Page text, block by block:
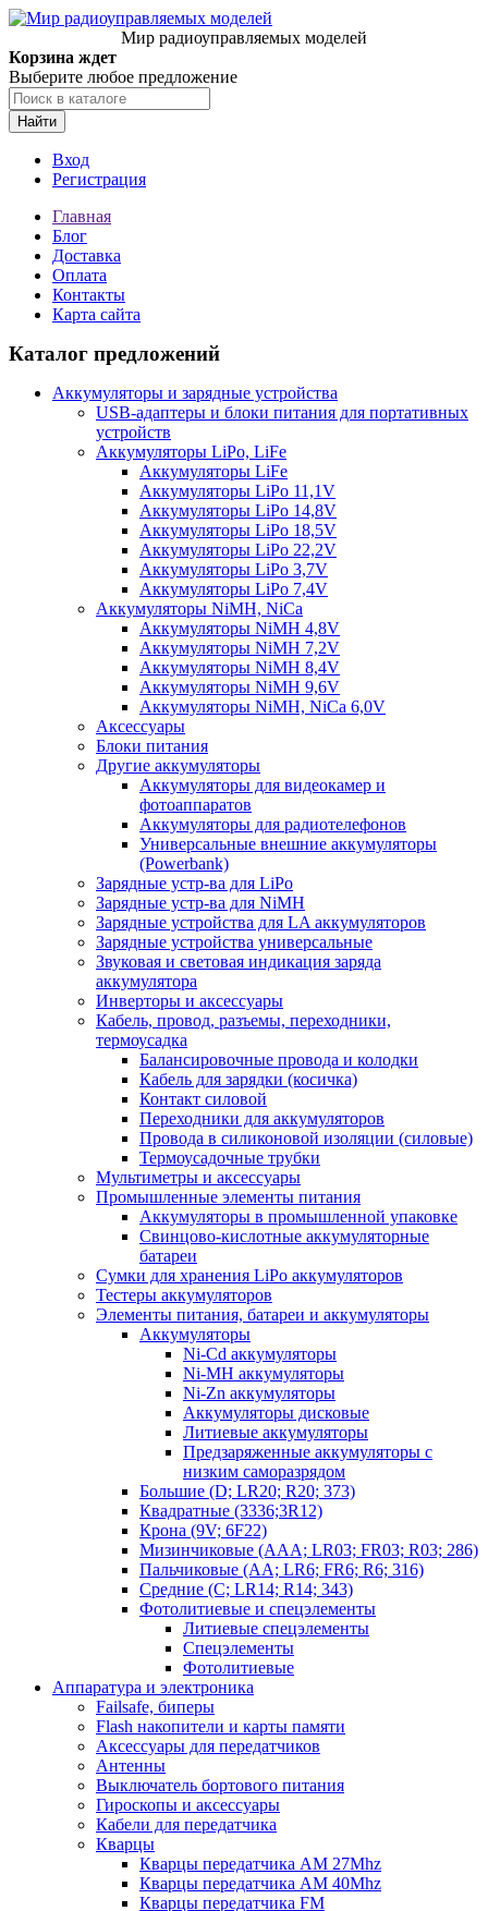
Мир радиоуправляемых моделей
Корзина ждет
Выберите любое предложение
Найти
Вход
Регистрация
Главная
Блог
Доставка
Оплата
Контакты
Карта сайта
Каталог предложений
Аккумуляторы и зарядные устройства
USB-адаптеры и блоки питания для портативных
устройств
Аккумуляторы LiPo, LiFe
Аккумуляторы LiFe
Аккумуляторы LiPo 11,1V
Аккумуляторы LiPo 14,8V
Аккумуляторы LiPo 18,5V
Аккумуляторы LiPo 22,2V
Аккумуляторы LiPo 3,7V
Аккумуляторы LiPo 7,4V
Аккумуляторы NiMH, NiCa
Аккумуляторы NiMH 4,8V
Аккумуляторы NiMH 7,2V
Аккумуляторы NiMH 8,4V
Аккумуляторы NiMH 9,6V
Аккумуляторы NiMH, NiCa 6,0V
Аксессуары
Блоки питания
Другие аккумуляторы
Аккумуляторы для видеокамер и
фотоаппаратов
Аккумуляторы для радиотелефонов
Универсальные внешние аккумуляторы
(Powerbank)
Зарядные устр-ва для LiPo
Зарядные устр-ва для NiMH
Зарядные устройства для LA аккумуляторов
Зарядные устройства универсальные
Звуковая и световая индикация заряда
аккумулятора
Инверторы и аксессуары
Кабель, провод, разъемы, переходники,
термоусадка
Балансировочные провода и колодки
Кабель для зарядки (косичка)
Контакт силовой
Переходники для аккумуляторов
Провода в силиконовой изоляции (силовые)
Термоусадочные трубки
Мультиметры и аксессуары
Промышленные элементы питания
Аккумуляторы в промышленной упаковке
Свинцово-кислотные аккумуляторные
батареи
Сумки для хранения LiPo аккумуляторов
Тестеры аккумуляторов
Элементы питания, батареи и аккумуляторы
Аккумуляторы
Ni-Cd аккумуляторы
Ni-MH аккумуляторы
Ni-Zn аккумуляторы
Аккумуляторы дисковые
Литиевые аккумуляторы
Предзаряженные аккумуляторы с
низким саморазрядом
Большие (D; LR20; R20; 373)
Квадратные (3336;3R12)
Крона (9V; 6F22)
Мизинчиковые (AAA; LR03; FR03; R03; 286)
Пальчиковые (AA; LR6; FR6; R6; 316)
Средние (C; LR14; R14; 343)
Фотолитиевые и спецэлементы
Литиевые спецэлементы
Спецэлементы
Фотолитиевые
Аппаратура и электроника
Failsafe, биперы
Flash накопители и карты памяти
Аксессуары для передатчиков
Антенны
Выключатель бортового питания
Гироскопы и аксессуары
Кабели для передатчика
Кварцы
Кварцы передатчика AM 27Mhz
Кварцы передатчика AM 40Mhz
Кварцы передатчика FM